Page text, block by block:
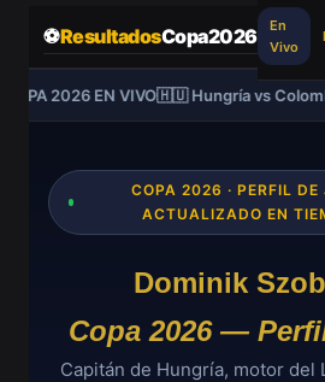
⚽ResultadosCopa2026
En
Vivo
2026 EN VIVO🇭🇺 Hungría vs
COPA 2026 · PERFIL DE
ACTUALIZADO EN
Dominik
Copa 2026 —
Capitán de Hungría, motor del